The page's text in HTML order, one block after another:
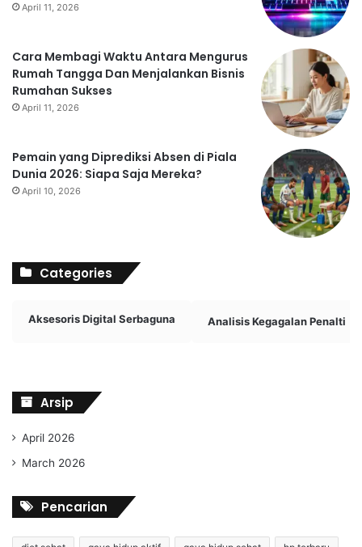
April 11, 2026
Cara Membagi Waktu Antara Mengurus
Rumah Tangga Dan Menjalankan Bisnis
Rumahan Sukses
April 11, 2026
Pemain yang Diprediksi Absen di Piala
Dunia 2026: Siapa Saja Mereka?
April 10, 2026
Categories
Aksesoris Digital Serbaguna Analisis Kegagalan Penalti
Arsip
April 2026
March 2026
Pencarian